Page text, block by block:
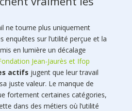
ne tourne plus uniquement
enquêtes sur l’utilité perçue et la
en lumière un décalage
Jean-Jaurès et Ifop
actifs jugent que leur travail
juste valeur. Le manque de
fortement certaines catégories,
dans des métiers où l’utilité